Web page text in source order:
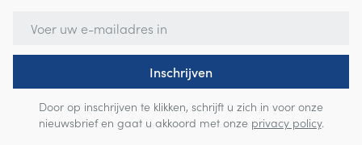
Inschrijven
Door op inschrijven te klikken, schrijft u zich in voor onze
nieuwsbrief en gaat u akkoord met onze privacy policy.